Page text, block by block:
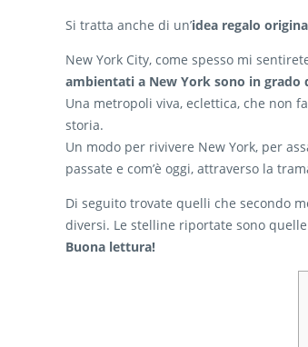
Si tratta anche di un’idea regalo
New York City, come spesso mi
ambientati a New York sono in grado
Una metropoli viva, eclettica, che non
storia.
Un modo per rivivere New York, per
passate e com’è oggi, attraverso la
Di seguito trovate quelli che secondo
diversi. Le stelline riportate sono
Buona lettura!